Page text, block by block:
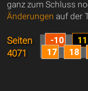
ganz zum Schluss
Änderungen auf der
Seiten
4071
-10 11
17
18